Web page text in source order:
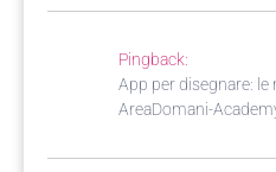
Pingback:
App per disegnare:
AreaDomani-